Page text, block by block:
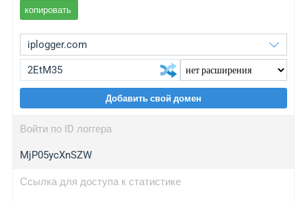
копировать
wl.gl
ed.tc
Добавить свой домен
Войти по ID логгера
MjP05ycXnSZW
Ссылка для доступа к статистике